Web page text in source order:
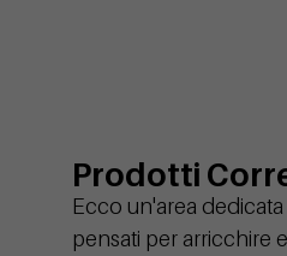
Prodotti
Ecco un'area
pensati per arricchire